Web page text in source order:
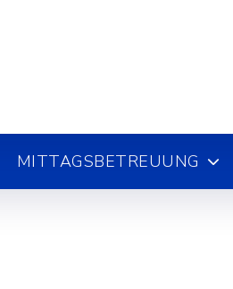
MITTAGSBETREUUNG